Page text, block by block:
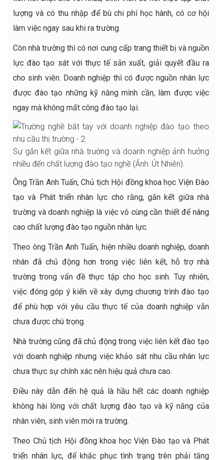
lượng và có thu nhập để bù chi phí học hành, có cơ hội
làm việc ngay sau khi ra trường.
Còn nhà trường thì có nơi cung cấp trang thiết bị và nguồn
lực đào tạo sát với thực tế sản xuất, giải quyết đầu ra
cho sinh viên. Doanh nghiệp thì có được nguồn nhân lực
được đào tạo những kỹ năng mình cần, làm được việc
ngay mà không mất công đào tạo lại.
Sự gắn kết giữa nhà trường và doanh nghiệp ảnh hưởng
nhiều đến chất lượng đào tạo nghề (Ảnh: Út Nhiên).
Ông Trần Anh Tuấn, Chủ tịch Hội đồng khoa học Viện Đào
tạo và Phát triển nhân lực cho rằng, gắn kết giữa nhà
trường và doanh nghiệp là việc vô cùng cần thiết để nâng
cao chất lượng đào tạo nguồn nhân lực.
Theo ông Trần Anh Tuấn, hiện nhiều doanh nghiệp, doanh
nhân đã chủ động hơn trong việc liên kết, hỗ trợ nhà
trường trong vấn đề thực tập cho học sinh. Tuy nhiên,
việc đóng góp ý kiến về xây dựng chương trình đào tạo
để phù hợp với yêu cầu thực tế của doanh nghiệp vẫn
chưa được chú trọng.
Nhà trường cũng đã chủ động trong việc liên kết đào tạo
với doanh nghiệp nhưng việc khảo sát nhu cầu nhân lực
chưa thực sự chính xác nên hiệu quả chưa cao.
Điều này dẫn đến hệ quả là hầu hết các doanh nghiệp
không hài lòng với chất lượng đào tạo và kỹ năng của
nhân viên, sinh viên mới ra trường.
Theo Chủ tịch Hội đồng khoa học Viện Đào tạo và Phát
triển nhân lực, để khắc phục tình trạng trên phải tăng